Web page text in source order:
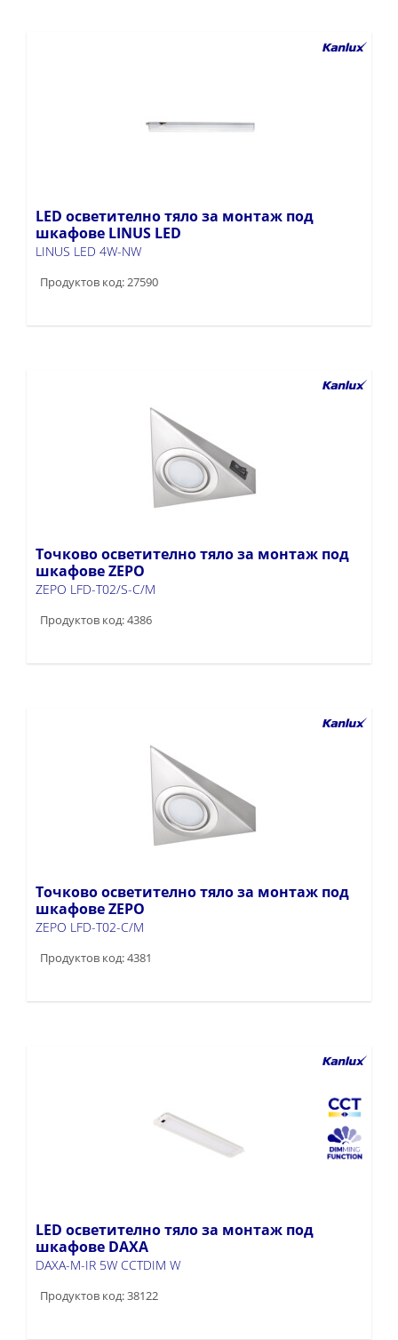
LED осветително тяло за монтаж под
шкафове LINUS LED
LINUS LED 4W-NW
Продуктов код: 27590
Точково осветително тяло за монтаж под
шкафове ZEPO
ZEPO LFD-T02/S-C/M
Продуктов код: 4386
Точково осветително тяло за монтаж под
шкафове ZEPO
ZEPO LFD-T02-C/M
Продуктов код: 4381
LED осветително тяло за монтаж под
шкафове DAXA
DAXA-M-IR 5W CCTDIM W
Продуктов код: 38122